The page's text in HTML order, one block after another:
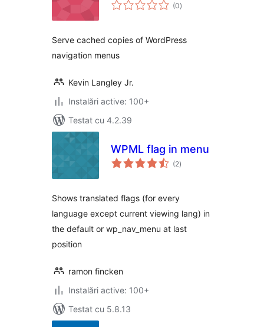
(0aprecieri
)
Serve cached copies of WordPress
navigation menus
Kevin Langley Jr.
Instalări active: 100+
Testat cu 4.2.39
WPML flag in menu
(2total
aprecieri
)
Shows translated flags (for every
language except current viewing lang) in
the default or wp_nav_menu at last
position
ramon fincken
Instalări active: 100+
Testat cu 5.8.13